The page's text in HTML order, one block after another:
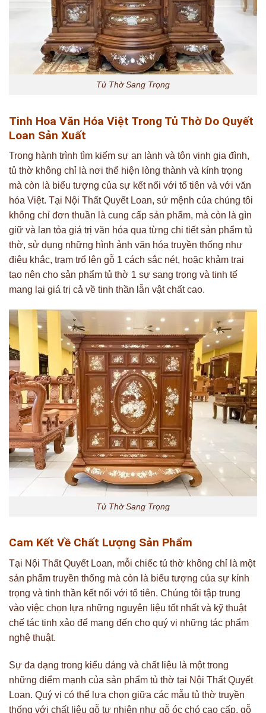
Tủ Thờ Sang Trọng
Tinh Hoa Văn Hóa Việt Trong Tủ Thờ Do Quyết
Loan Sản Xuất
Trong hành trình tìm kiếm sự an lành và tôn vinh gia đình,
tủ thờ không chỉ là nơi thể hiện lòng thành và kính trọng
mà còn là biểu tượng của sự kết nối với tổ tiên và với văn
hóa Việt. Tại Nội Thất Quyết Loan, sứ mệnh của chúng tôi
không chỉ đơn thuần là cung cấp sản phẩm, mà còn là gìn
giữ và lan tỏa giá trị văn hóa qua từng chi tiết sản phẩm tủ
thờ, sử dụng những hình ảnh văn hóa truyền thống như
điêu khắc, trạm trổ lên gỗ 1 cách sắc nét, hoặc khảm trai
tạo nên cho sản phẩm tủ thờ 1 sự sang trọng và tinh tế
mang lại giá trị cả về tinh thần lẫn vật chất cao.
Tủ Thờ Sang Trọng
Cam Kết Về Chất Lượng Sản Phẩm
Tại Nội Thất Quyết Loan, mỗi chiếc tủ thờ không chỉ là một
sản phẩm truyền thống mà còn là biểu tượng của sự kính
trọng và tinh thần kết nối với tổ tiên. Chúng tôi tập trung
vào việc chọn lựa những nguyên liệu tốt nhất và kỹ thuật
chế tác tinh xảo để mang đến cho quý vị những tác phẩm
nghệ thuật.
Sự đa dạng trong kiểu dáng và chất liệu là một trong
những điểm mạnh của sản phẩm tủ thờ tại Nội Thất Quyết
Loan. Quý vị có thể lựa chọn giữa các mẫu tủ thờ truyền
thống với chất liệu gỗ tự nhiên như gỗ óc chó cao cấp, gỗ